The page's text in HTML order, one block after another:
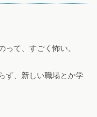
って、すごく怖い。
ず、新しい職場とか学